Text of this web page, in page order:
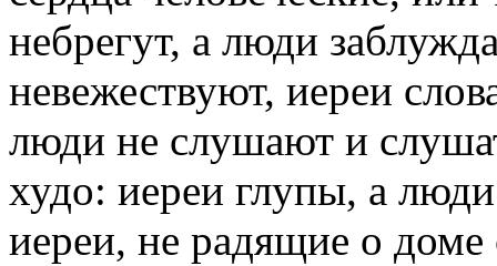
небрегут, а люди
невежествуют, иереи
люди не слушают и
худо: иереи глупы, а
иереи, не радящие о